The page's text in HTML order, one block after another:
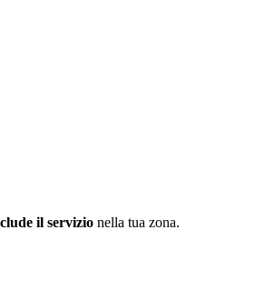
il servizio nella tua zona.